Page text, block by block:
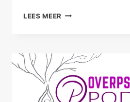
LEES MEER DE
DIALOOG